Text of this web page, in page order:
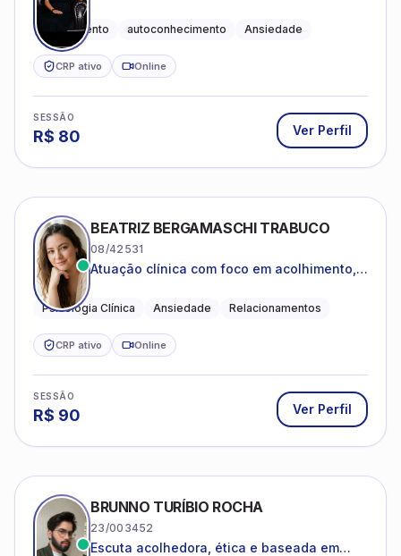
Acolhimento autoconhecimento Ansiedade
CRP ativo Online
SESSÃO
R$ 80 Ver Perfil
BEATRIZ BERGAMASCHI TRABUCO
08/42531
Atuação clínica com foco em acolhimento,
Psicologia Clínica Ansiedade Relacionamentos
CRP ativo Online
SESSÃO
R$ 90 Ver Perfil
BRUNNO TURÍBIO ROCHA
23/003452
Escuta acolhedora, ética e baseada em